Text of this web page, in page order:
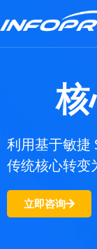
利用基于敏捷
传统核心转变
立即咨询